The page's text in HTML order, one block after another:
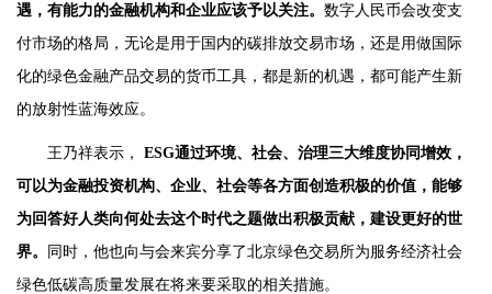
遇，有能力的金融机构和企业应该予以关注。 数字人民币会改变支
付市场的格局，无论是用于国内的碳排放交易市场，还是用做国际
化的绿色金融产品交易的货币工具，都是新的机遇，都可能产生新
的放射性蓝海效应。
王乃祥表示， ESG通过环境、社会、治理三大维度协同增效，
可以为金融投资机构、企业、社会等各方面创造积极的价值，能够
为回答好人类向何处去这个时代之题做出积极贡献，建设更好的世
界。
同时，他也向与会来宾分享了北京绿色交易所为服务经济社会
绿色低碳高质量发展在将来要采取的相关措施。